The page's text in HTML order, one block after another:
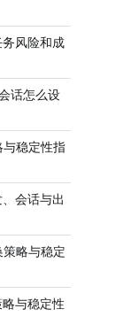
风险和成
话怎么设
与稳定性指
会话与出
略与稳定
与稳定性